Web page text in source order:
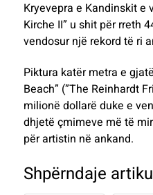
Kryevepra e Kandinskit e
Kirche II” u shit për rreth
vendosur një rekord të ri
Piktura katër metra e
Beach” (”The Reinhardt
milionë dollarë duke e
dhjetë çmimeve më të
për artistin në ankand.
Shpërndaje